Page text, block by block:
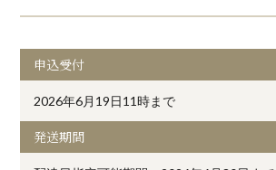
申込受付
2026年6月19日11時まで
発送期間